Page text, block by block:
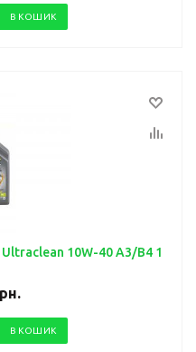
В КОШИК
10W-40 A3/B4 1
В КОШИК